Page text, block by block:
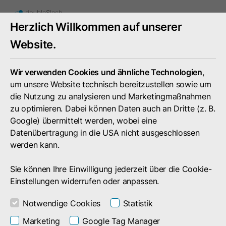
Service Rechtliches
Herzlich Willkommen auf unserer
Website.
Wir verwenden Cookies und ähnliche Technologien,
um unsere Website technisch bereitzustellen sowie um
die Nutzung zu analysieren und Marketingmaßnahmen
zu optimieren. Dabei können Daten auch an Dritte (z. B.
Google) übermittelt werden, wobei eine
Datenübertragung in die USA nicht ausgeschlossen
werden kann.
Sie können Ihre Einwilligung jederzeit über die Cookie-
Einstellungen widerrufen oder anpassen.
Notwendige Cookies
Statistik
Marketing
Google Tag Manager